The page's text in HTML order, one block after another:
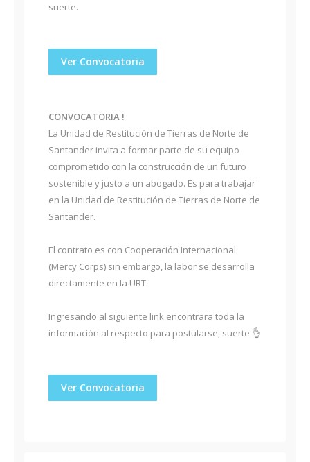
suerte.
Ver Convocatoria
CONVOCATORIA !
La Unidad de Restitución de Tierras de Norte de
Santander invita a formar parte de su equipo
comprometido con la construcción de un futuro
sostenible y justo a un abogado. Es para trabajar
en la Unidad de Restitución de Tierras de Norte de
Santander.
El contrato es con Cooperación Internacional
(Mercy Corps) sin embargo, la labor se desarrolla
directamente en la URT.
Ingresando al siguiente link encontrara toda la
información al respecto para postularse, suerte 👌
Ver Convocatoria